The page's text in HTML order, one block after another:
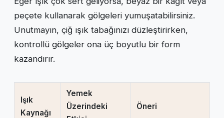
peçete kullanarak gölgeleri yumuşatabilirsiniz.
Unutmayın, çiğ ışık tabağınızı düzleştirirken,
kontrollü gölgeler ona üç boyutlu bir form
kazandırır.
Işık
Kaynağı
Yemek
Üzerindeki
Öneri